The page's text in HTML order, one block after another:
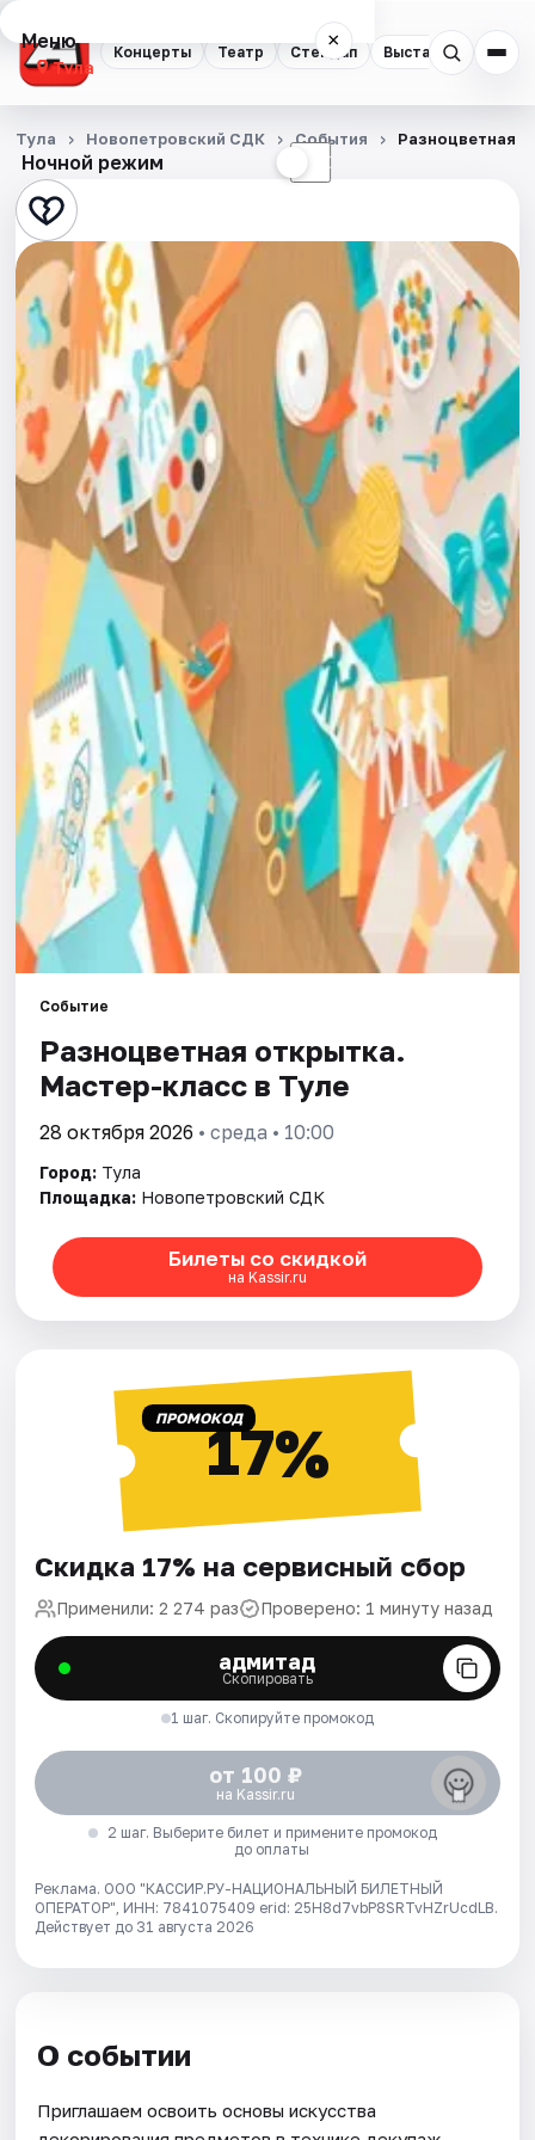
Концерты Театр Стендап Выставки
Меню ×
Тула
Концерты
Театр
Стендап
Выставки
Квесты
Экскурсии
Спорт
События
Города
Площадки
Артисты
Рейтинги
Ночной режим ☾
Тула Новопетровский СДК События Разноцветная
Событие
Разноцветная открытка.
Мастер-класс в Туле
28 октября 2026 • среда • 10:00
Город: Тула
Площадка: Новопетровский СДК
Билеты со скидкой
на Kassir.ru
ПРОМОКОД17%
Скидка 17% на сервисный сбор
Применили: 2 274 раз Проверено: 1 минуту назад
адмитад
Скопировать
1 шаг. Скопируйте промокод
от 100 ₽
на Kassir.ru
2 шаг. Выберите билет и примените промокод
до оплаты
Реклама. ООО "КАССИР.РУ-НАЦИОНАЛЬНЫЙ БИЛЕТНЫЙ
ОПЕРАТОР", ИНН: 7841075409 erid: 25H8d7vbP8SRTvHZrUcdLB.
Действует до 31 августа 2026
О событии
Приглашаем освоить основы искусства